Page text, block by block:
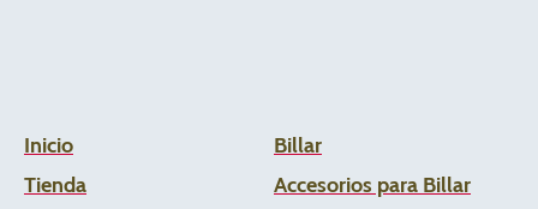
Inicio
Tienda
Billar
Accesorios para Billar